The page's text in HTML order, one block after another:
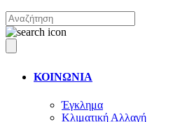
ΚΟΙΝΩΝΙΑ
Έγκλημα
Κλιματική Αλλαγή